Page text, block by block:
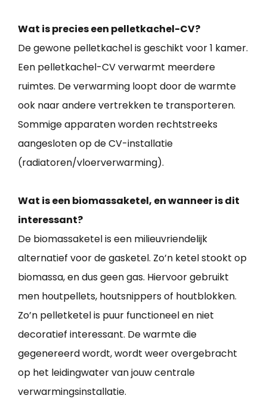
Wat is precies een pelletkachel-CV?
De gewone pelletkachel is geschikt voor 1 kamer.
Een pelletkachel-CV verwarmt meerdere
ruimtes. De verwarming loopt door de warmte
ook naar andere vertrekken te transporteren.
Sommige apparaten worden rechtstreeks
aangesloten op de CV-installatie
(radiatoren/vloerverwarming).
Wat is een biomassaketel, en wanneer is dit
interessant?
De biomassaketel is een milieuvriendelijk
alternatief voor de gasketel. Zo’n ketel stookt op
biomassa, en dus geen gas. Hiervoor gebruikt
men houtpellets, houtsnippers of houtblokken.
Zo’n pelletketel is puur functioneel en niet
decoratief interessant. De warmte die
gegenereerd wordt, wordt weer overgebracht
op het leidingwater van jouw centrale
verwarmingsinstallatie.